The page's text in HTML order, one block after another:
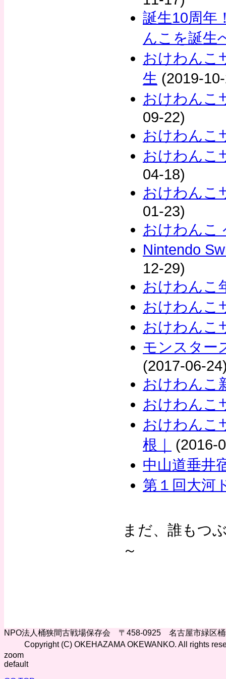
誕生10周年
んこを誕生
おけわんこ
生 (2019-
おけわんこ
09-22)
おけわんこ
おけわんこ
04-18)
おけわんこ
01-23)
おけわんこ
Nintendo
12-29)
おけわんこ
おけわんこ
おけわんこ
モンスター
(2017-06-
おけわんこ
おけわんこ
おけわんこ
根｜
(2016-
中山道垂井
第１回大河
まだ、誰もつ
～
NPO法人桶狭間古戦場保存会 〒458-0925 名古屋市緑区桶
Copyright (C) OKEHAZAMA OKEWANKO. All rights
zoom
default